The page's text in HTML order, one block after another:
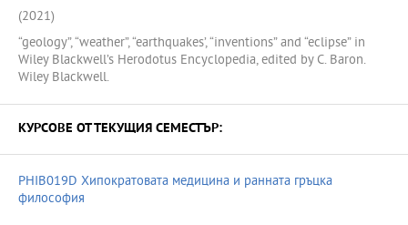
(2021)
“geology”, “weather”, “earthquakes’, “inventions” and “eclipse” in
Wiley Blackwell’s Herodotus Encyclopedia, edited by C. Baron.
Wiley Blackwell.
КУРСОВЕ ОТ ТЕКУЩИЯ СЕМЕСТЪР:
PHIB019D Хипократовата медицина и ранната гръцка
философия